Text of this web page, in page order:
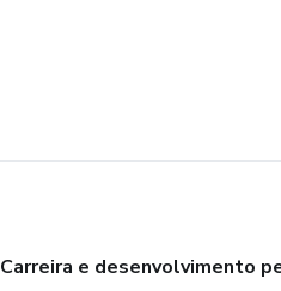
Carreira e desenvolvimento